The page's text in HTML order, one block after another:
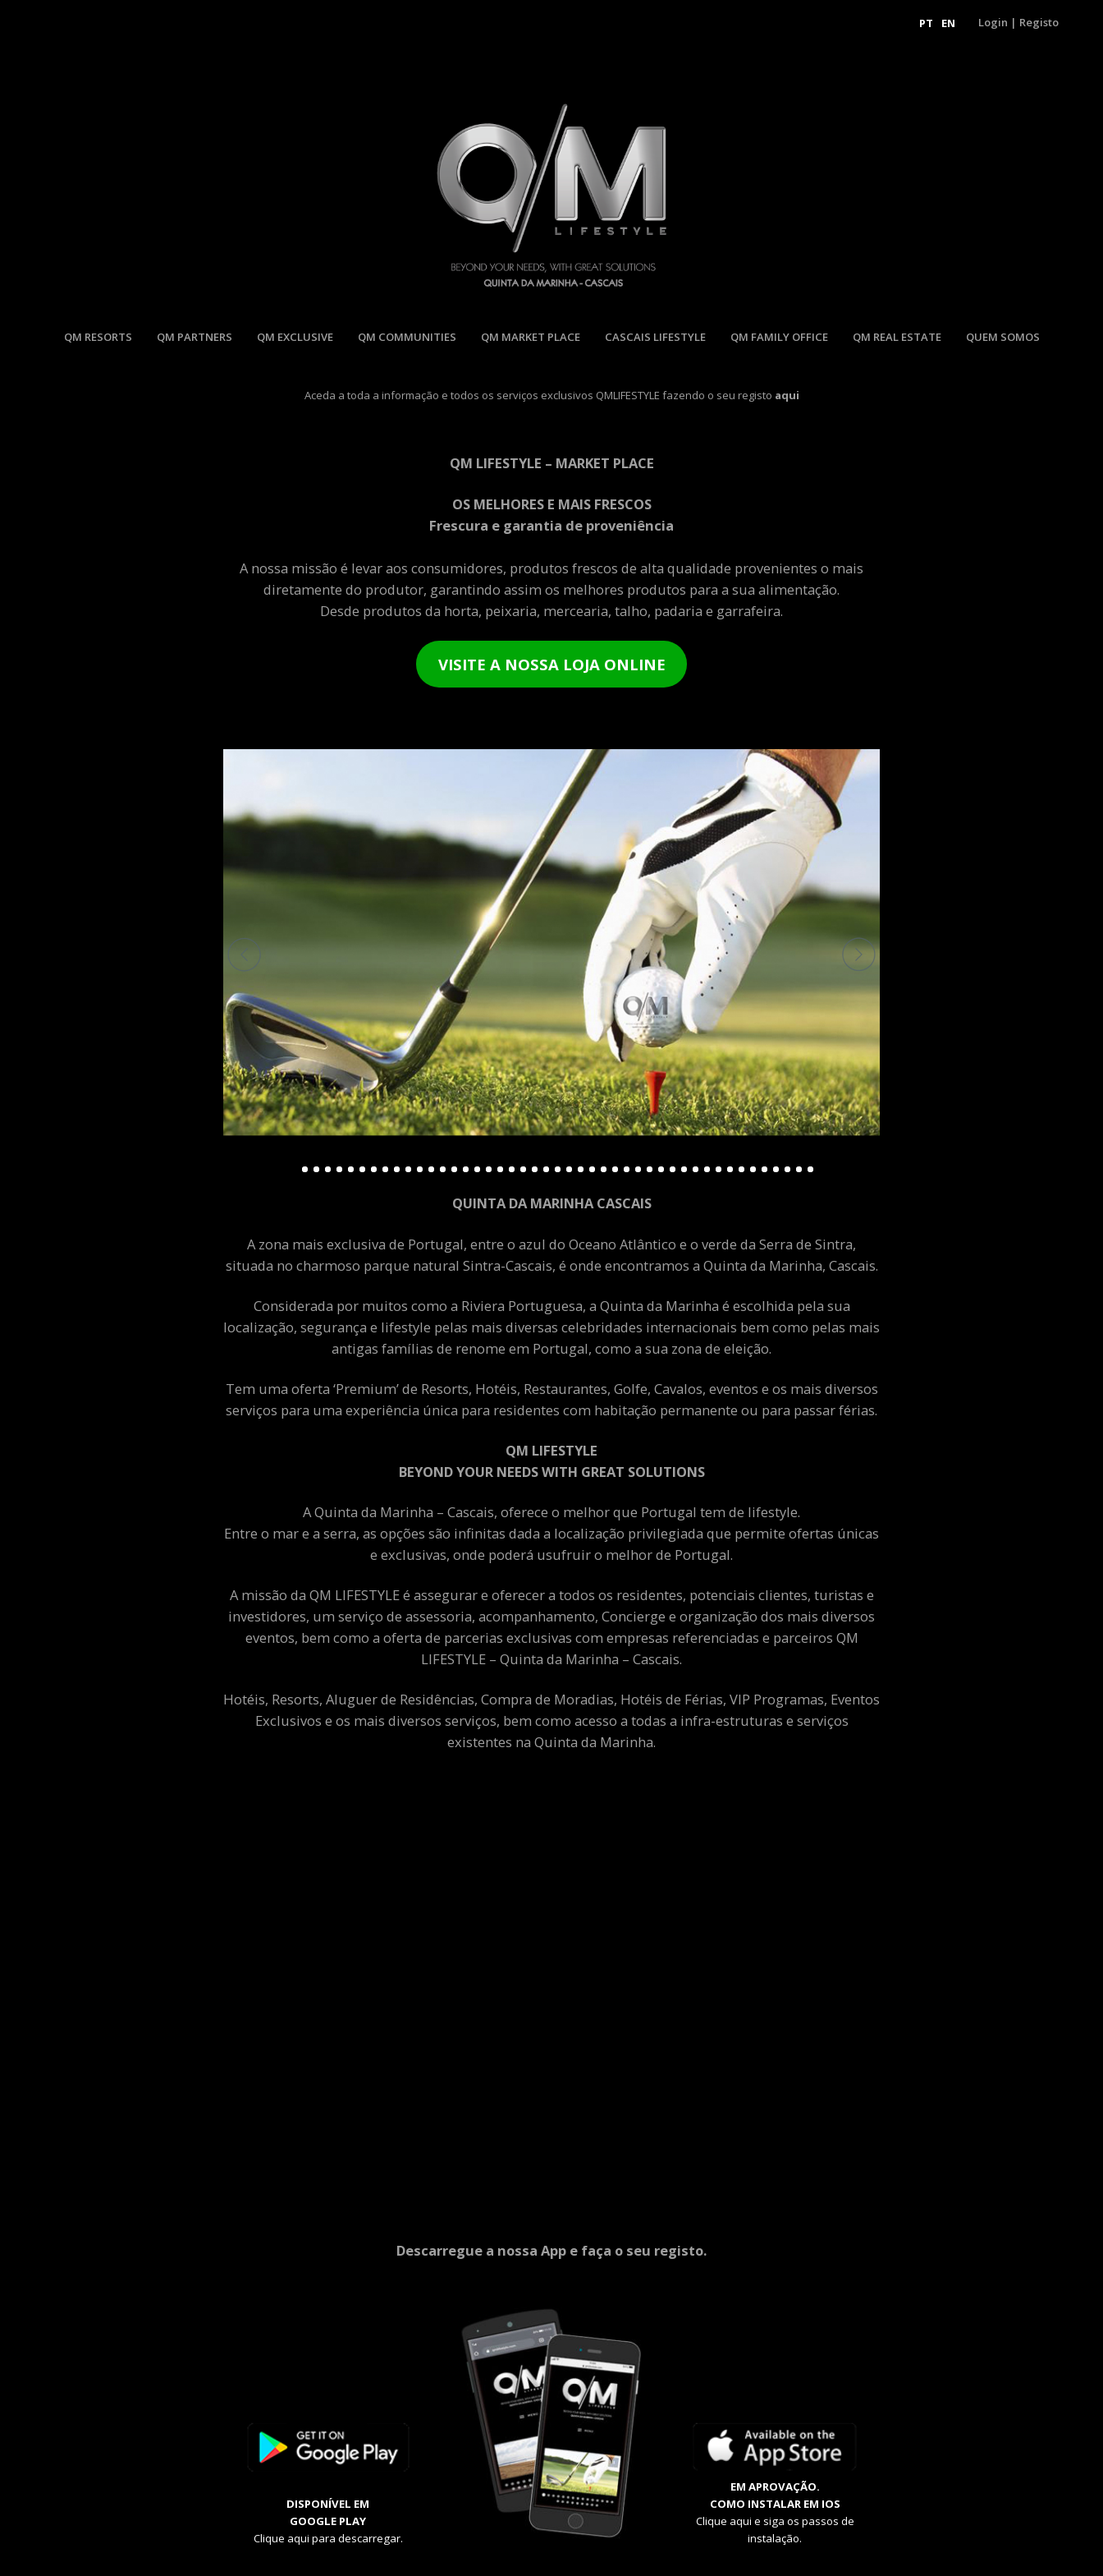
PT EN Login | Registo
QM RESORTS QM PARTNERS QM EXCLUSIVE QM COMMUNITIES QM MARKET PLACE CASCAIS LIFESTYLE QM FAMILY OFFICE QM REAL ESTATE QUEM SOMOS
Aceda a toda a informação e todos os serviços exclusivos QMLIFESTYLE fazendo o seu registo aqui
QM LIFESTYLE – MARKET PLACE
OS MELHORES E MAIS FRESCOS
Frescura e garantia de proveniência
A nossa missão é levar aos consumidores, produtos frescos de alta qualidade provenientes o mais
diretamente do produtor, garantindo assim os melhores produtos para a sua alimentação.
Desde produtos da horta, peixaria, mercearia, talho, padaria e garrafeira.
VISITE A NOSSA LOJA ONLINE
QUINTA DA MARINHA CASCAIS
A zona mais exclusiva de Portugal, entre o azul do Oceano Atlântico e o verde da Serra de Sintra,
situada no charmoso parque natural Sintra-Cascais, é onde encontramos a Quinta da Marinha, Cascais.
Considerada por muitos como a Riviera Portuguesa, a Quinta da Marinha é escolhida pela sua
localização, segurança e lifestyle pelas mais diversas celebridades internacionais bem como pelas mais
antigas famílias de renome em Portugal, como a sua zona de eleição.
Tem uma oferta ‘Premium’ de Resorts, Hotéis, Restaurantes, Golfe, Cavalos, eventos e os mais diversos
serviços para uma experiência única para residentes com habitação permanente ou para passar férias.
QM LIFESTYLE
BEYOND YOUR NEEDS WITH GREAT SOLUTIONS
A Quinta da Marinha – Cascais, oferece o melhor que Portugal tem de lifestyle.
Entre o mar e a serra, as opções são infinitas dada a localização privilegiada que permite ofertas únicas
e exclusivas, onde poderá usufruir o melhor de Portugal.
A missão da QM LIFESTYLE é assegurar e oferecer a todos os residentes, potenciais clientes, turistas e
investidores, um serviço de assessoria, acompanhamento, Concierge e organização dos mais diversos
eventos, bem como a oferta de parcerias exclusivas com empresas referenciadas e parceiros QM
LIFESTYLE – Quinta da Marinha – Cascais.
Hotéis, Resorts, Aluguer de Residências, Compra de Moradias, Hotéis de Férias, VIP Programas, Eventos
Exclusivos e os mais diversos serviços, bem como acesso a todas a infra-estruturas e serviços
existentes na Quinta da Marinha.
Descarregue a nossa App e faça o seu registo.
DISPONÍVEL EM
GOOGLE PLAY
Clique aqui para descarregar.
EM APROVAÇÃO.
COMO INSTALAR EM IOS
Clique aqui e siga os passos de
instalação.